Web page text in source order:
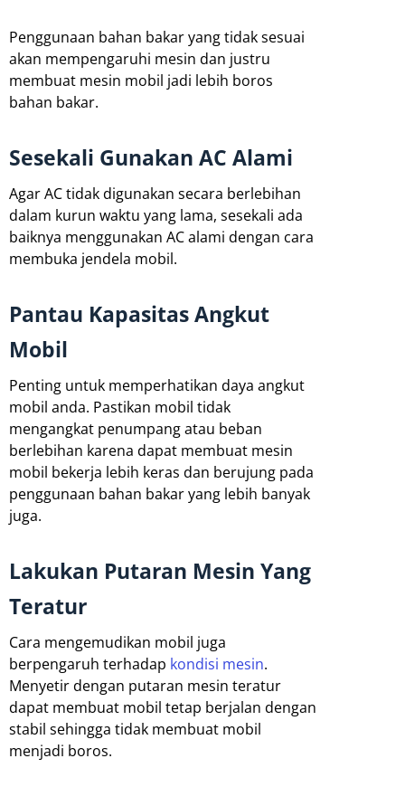
Penggunaan bahan bakar yang tidak sesuai
akan mempengaruhi mesin dan justru
membuat mesin mobil jadi lebih boros
bahan bakar.
Sesekali Gunakan AC Alami
Agar AC tidak digunakan secara berlebihan
dalam kurun waktu yang lama, sesekali ada
baiknya menggunakan AC alami dengan cara
membuka jendela mobil.
Pantau Kapasitas Angkut
Mobil
Penting untuk memperhatikan daya angkut
mobil anda. Pastikan mobil tidak
mengangkat penumpang atau beban
berlebihan karena dapat membuat mesin
mobil bekerja lebih keras dan berujung pada
penggunaan bahan bakar yang lebih banyak
juga.
Lakukan Putaran Mesin Yang
Teratur
Cara mengemudikan mobil juga
berpengaruh terhadap kondisi mesin.
Menyetir dengan putaran mesin teratur
dapat membuat mobil tetap berjalan dengan
stabil sehingga tidak membuat mobil
menjadi boros.